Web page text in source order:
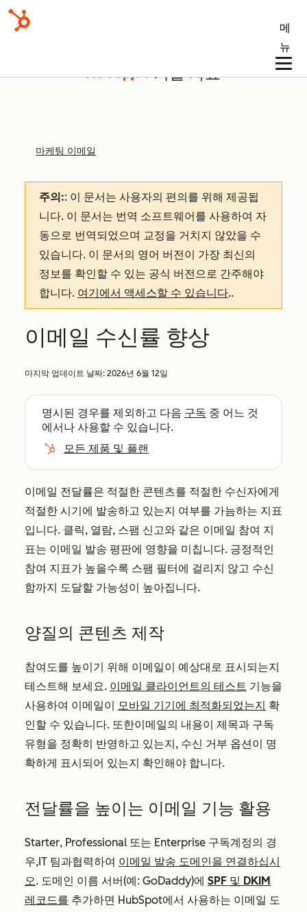
메
뉴
기술 자료
마케팅 이메일
주의:: 이 문서는 사용자의 편의를 위해 제공됩
니다. 이 문서는 번역 소프트웨어를 사용하여 자
동으로 번역되었으며 교정을 거치지 않았을 수
있습니다. 이 문서의 영어 버전이 가장 최신의
정보를 확인할 수 있는 공식 버전으로 간주해야
합니다. 여기에서 액세스할 수 있습니다..
이메일 수신률 향상
마지막 업데이트 날짜: 2026년 6월 12일
명시된 경우를 제외하고 다음 구독 중 어느 것
에서나 사용할 수 있습니다.
모든 제품 및 플랜
이메일 전달률은 적절한 콘텐츠를 적절한 수신자에게
적절한 시기에 발송하고 있는지 여부를 가늠하는 지표
입니다. 클릭, 열람, 스팸 신고와 같은 이메일 참여 지
표는 이메일 발송 평판에 영향을 미칩니다. 긍정적인
참여 지표가 높을수록 스팸 필터에 걸리지 않고 수신
함까지 도달할 가능성이 높아집니다.
양질의 콘텐츠 제작
참여도를 높이기 위해 이메일이 예상대로 표시되는지
테스트해 보세요. 이메일 클라이언트의 테스트 기능을
사용하여 이메일이 모바일 기기에 최적화되었는지 확
인할 수 있습니다. 또한이메일의 내용이 제목과 구독
유형을 정확히 반영하고 있는지, 수신 거부 옵션이 명
확하게 표시되어 있는지 확인해야 합니다.
전달률을 높이는 이메일 기능 활용
Starter, Professional 또는 Enterprise 구독계정의 경
우,IT 팀과협력하여 이메일 발송 도메인을 연결하십시
오. 도메인 이름 서버(예: GoDaddy)에 SPF 및 DKIM
레코드를 추가하면 HubSpot에서 사용하는 이메일 도